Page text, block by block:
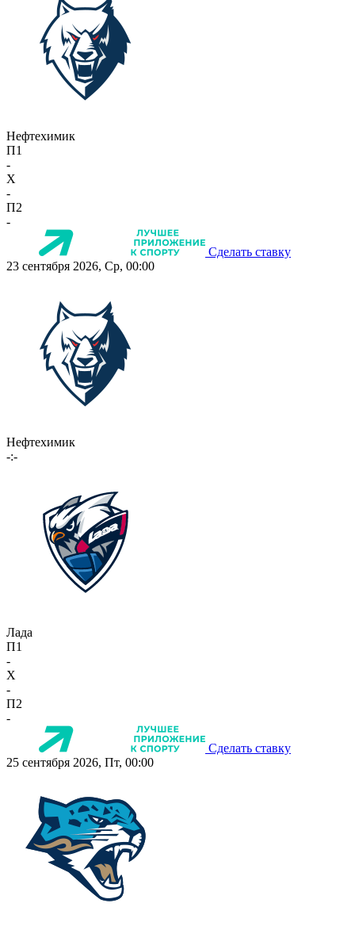
Нефтехимик
П1
-
X
-
П2
-
Сделать ставку
23 сентября 2026, Ср, 00:00
Нефтехимик
-:-
Лада
П1
-
X
-
П2
-
Сделать ставку
25 сентября 2026, Пт, 00:00